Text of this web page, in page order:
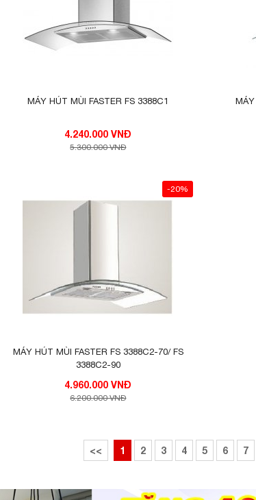
MÁY HÚT MÙI FASTER FS 3388C1
4.240.000 VNĐ
5.300.000 VNĐ
-20%
MÁY HÚT MÙI FASTER FS 3388C2-70/ FS
3388C2-90
4.960.000 VNĐ
6.200.000 VNĐ
<< 1 2 3 4 5 6 7